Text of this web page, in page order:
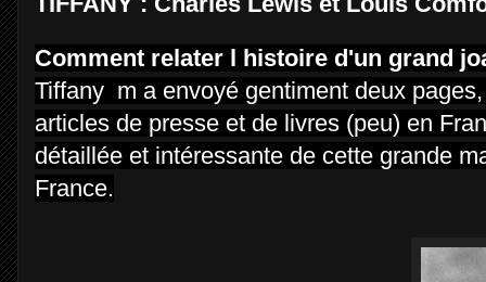
Comment relater l histoire d'un grand
Tiffany m a envoyé gentiment deux
articles de presse et de livres (peu) en
détaillée et intéressante de cette grande
France.